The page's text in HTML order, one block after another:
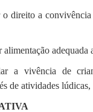
o direito a
alimentação adequada
a vivência de
de atividades lúdicas,